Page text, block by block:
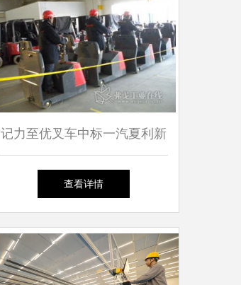
记力至优叉车中标一汽夏利新
厂项目，助力现代化物流体系
查看详情